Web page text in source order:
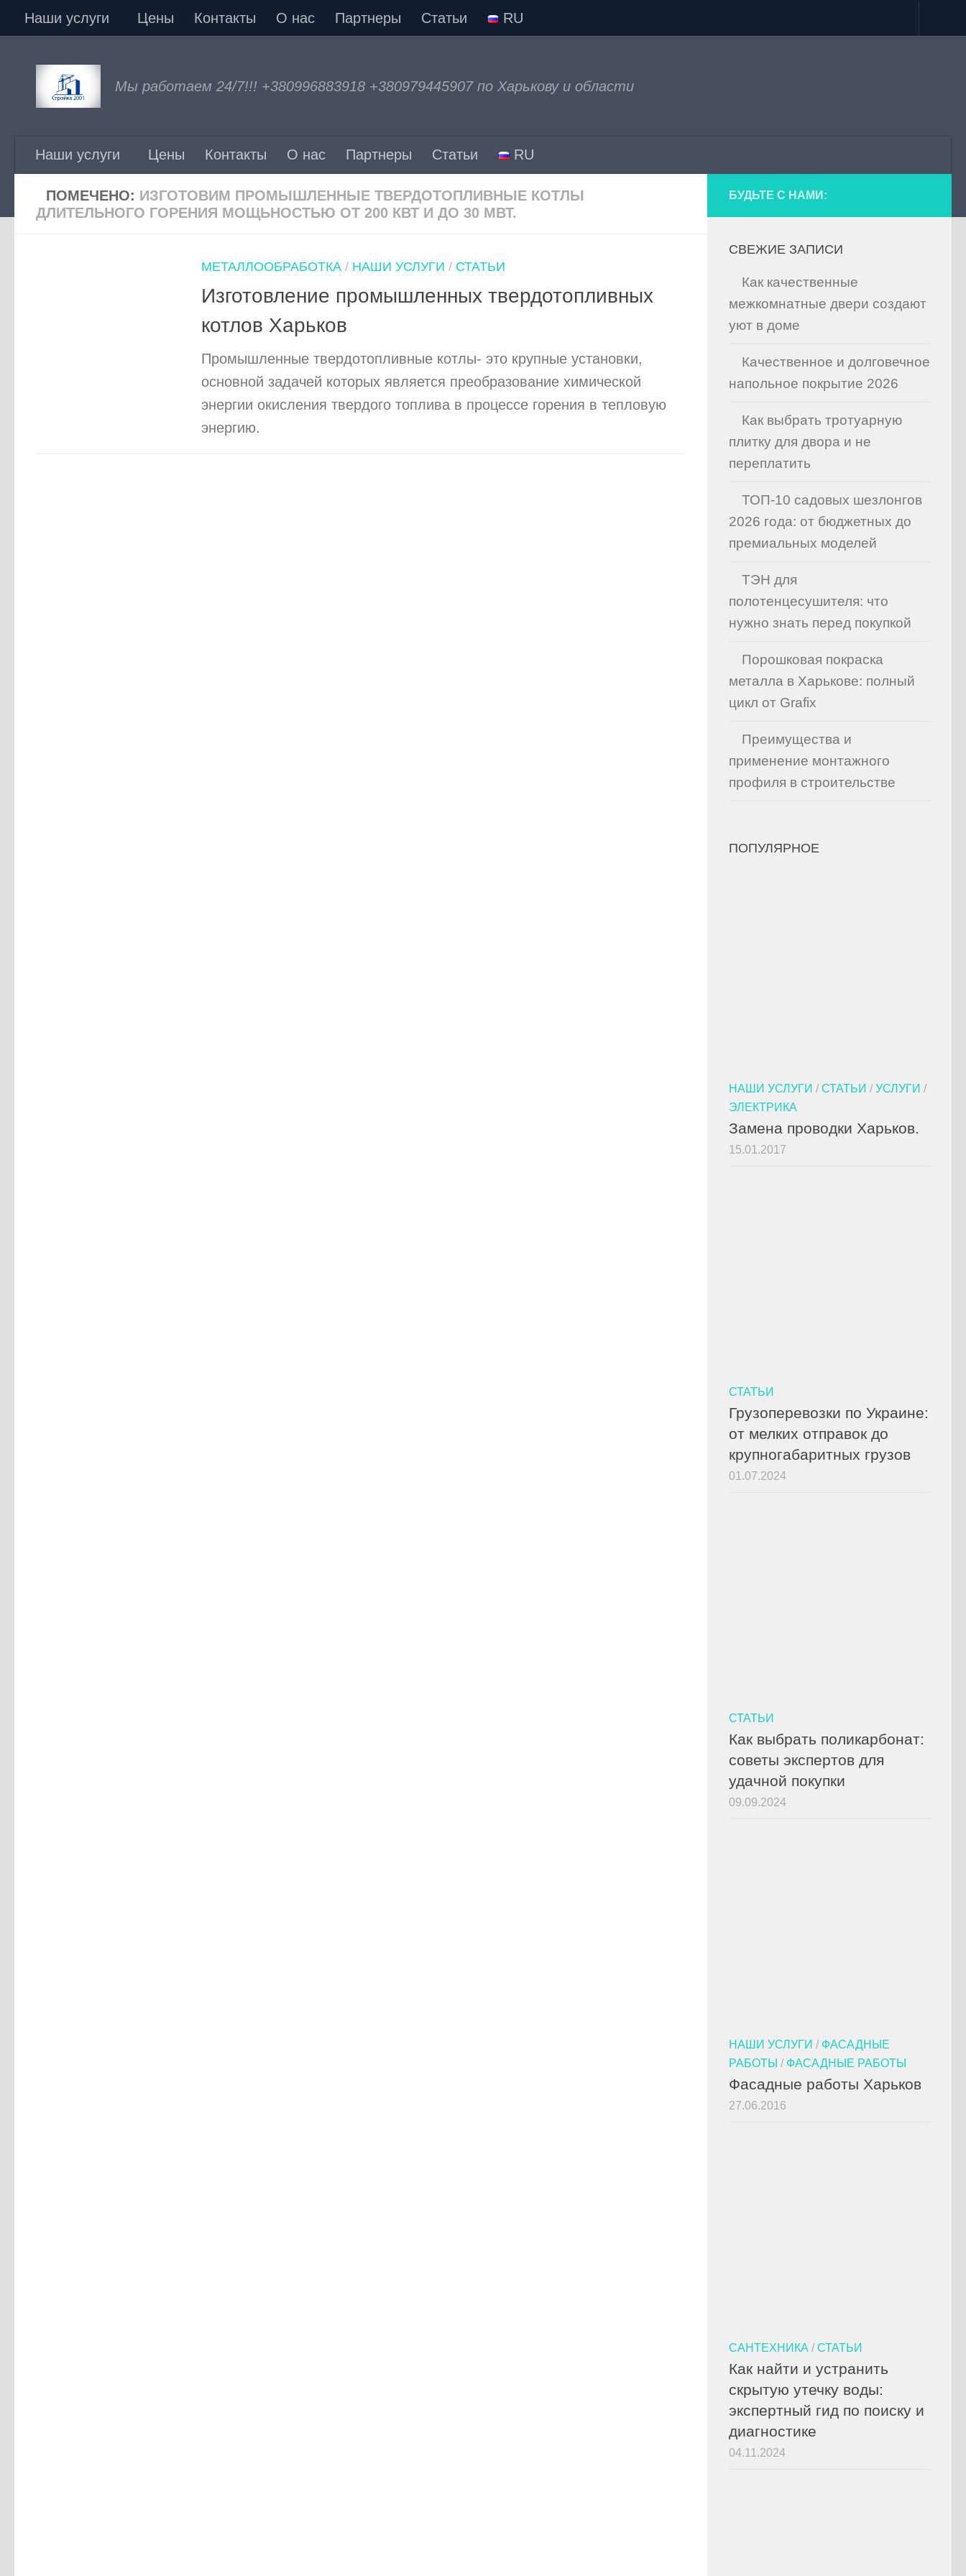
Перейти к содержимому
Наши услуги Цены Контакты О нас Партнеры Статьи RU
Мы работаем 24/7!!! +380996883918 +380979445907 по Харькову и области
Наши услуги Цены Контакты О нас Партнеры Статьи RU
ПОМЕЧЕНО: ИЗГОТОВИМ ПРОМЫШЛЕННЫЕ ТВЕРДОТОПЛИВНЫЕ КОТЛЫ
ДЛИТЕЛЬНОГО ГОРЕНИЯ МОЩЬНОСТЬЮ ОТ 200 КВТ И ДО 30 МВТ.
МЕТАЛЛООБРАБОТКА / НАШИ УСЛУГИ / СТАТЬИ
Изготовление промышленных твердотопливных
котлов Харьков
Промышленные твердотопливные котлы- это крупные установки,
основной задачей которых является преобразование химической
энергии окисления твердого топлива в процессе горения в тепловую
энергию.
БУДЬТЕ С НАМИ:
СВЕЖИЕ ЗАПИСИ
Как качественные
межкомнатные двери создают
уют в доме
Качественное и долговечное
напольное покрытие 2026
Как выбрать тротуарную
плитку для двора и не
переплатить
ТОП-10 садовых шезлонгов
2026 года: от бюджетных до
премиальных моделей
ТЭН для
полотенцесушителя: что
нужно знать перед покупкой
Порошковая покраска
металла в Харькове: полный
цикл от Grafix
Преимущества и
применение монтажного
профиля в строительстве
ПОПУЛЯРНОЕ
НАШИ УСЛУГИ / СТАТЬИ / УСЛУГИ /
ЭЛЕКТРИКА
Замена проводки Харьков.
15.01.2017
СТАТЬИ
Грузоперевозки по Украине:
от мелких отправок до
крупногабаритных грузов
01.07.2024
СТАТЬИ
Как выбрать поликарбонат:
советы экспертов для
удачной покупки
09.09.2024
НАШИ УСЛУГИ / ФАСАДНЫЕ
РАБОТЫ / ФАСАДНЫЕ РАБОТЫ
Фасадные работы Харьков
27.06.2016
САНТЕХНИКА / СТАТЬИ
Как найти и устранить
скрытую утечку воды:
экспертный гид по поиску и
диагностике
04.11.2024